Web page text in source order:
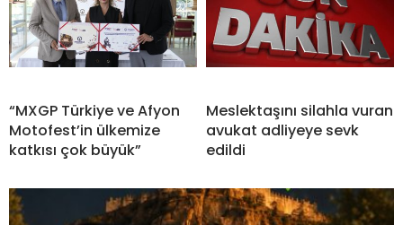
“MXGP Türkiye ve Afyon
Motofest’in ülkemize
katkısı çok büyük”
Meslektaşını silahla vuran
avukat adliyeye sevk
edildi